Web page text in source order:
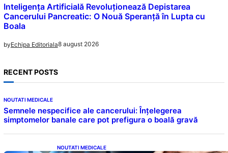
Inteligența Artificială Revoluționează Depistarea
Cancerului Pancreatic: O Nouă Speranță în Lupta cu
Boala
byEchipa Editoriala8 august 2026
RECENT POSTS
NOUTATI MEDICALE
Semnele nespecifice ale cancerului: Înțelegerea
simptomelor banale care pot prefigura o boală gravă
NOUTATI MEDICALE